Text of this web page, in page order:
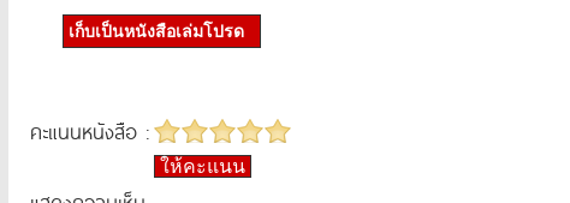
เก็บเป็นหนังสือเล่มโปรด
คะแนนหนังสือ :
ให้คะแนน